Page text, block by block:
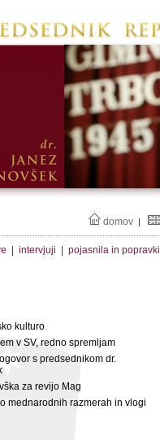
domov |
intervjuji pojasnila in popravki
kulturo
v SV, redno spremljam
s predsednikom dr.
za revijo Mag
mednarodnih razmerah in vlogi